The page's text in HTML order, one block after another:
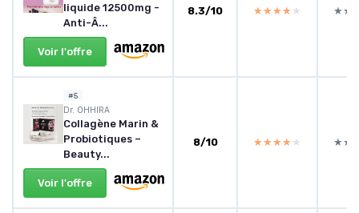
liquide 12500mg -
Anti-Â...
Voir l'offre
8.3/10 ★★★★★
★★★★★
#5
Dr. OHHIRA
Collagène Marin &
Probiotiques –
Beauty...
Voir l'offre
8/10 ★★★★★
★★★★★